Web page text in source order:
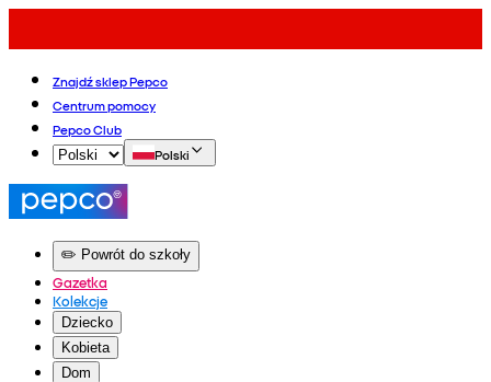
Znajdź sklep Pepco
Centrum pomocy
Pepco Club
Polski
✏️ Powrót do szkoły
Gazetka
Kolekcje
Dziecko
Kobieta
Dom